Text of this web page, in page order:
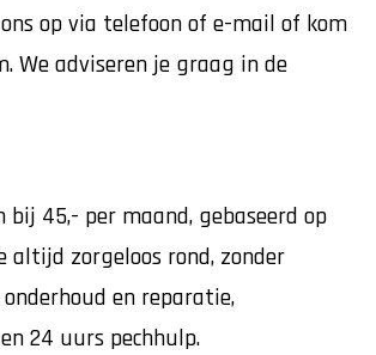
op via telefoon of e-mail of kom
We adviseren je graag in de
45,- per maand, gebaseerd op
zorgeloos rond, zonder
en reparatie,
24 uurs pechhulp.